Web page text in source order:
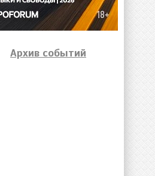
Архив событий